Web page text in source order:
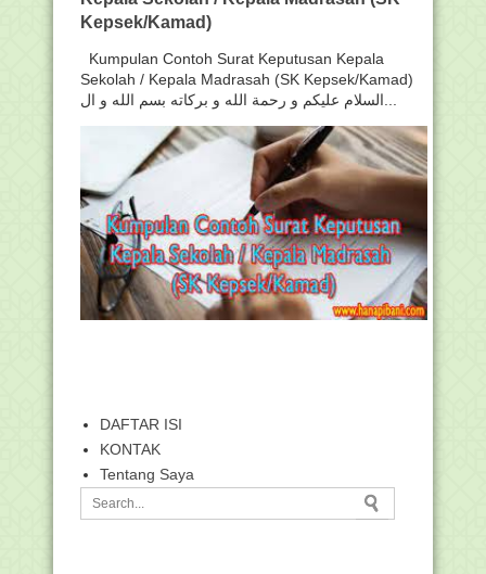
Kepsek/Kamad)
Kumpulan Contoh Surat Keputusan Kepala
Sekolah / Kepala Madrasah (SK Kepsek/Kamad)
DAFTAR ISI
KONTAK
Tentang Saya